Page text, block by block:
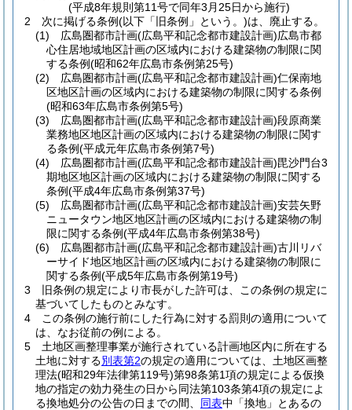
(平成8年規則第11号で同年3月25日から施行)
2
次に掲げる条例(以下「旧条例」という。)は、廃止する。
(1)
広島圏都市計画(広島平和記念都市建設計画)広島市都
心住居地域地区計画の区域内における建築物の制限に関
する条例(昭和62年広島市条例第25号)
(2)
広島圏都市計画(広島平和記念都市建設計画)仁保南地
区地区計画の区域内における建築物の制限に関する条例
(昭和63年広島市条例第5号)
(3)
広島圏都市計画(広島平和記念都市建設計画)段原商業
業務地区地区計画の区域内における建築物の制限に関す
る条例(平成元年広島市条例第7号)
(4)
広島圏都市計画(広島平和記念都市建設計画)毘沙門台3
期地区地区計画の区域内における建築物の制限に関する
条例(平成4年広島市条例第37号)
(5)
広島圏都市計画(広島平和記念都市建設計画)安芸矢野
ニュータウン地区地区計画の区域内における建築物の制
限に関する条例(平成4年広島市条例第38号)
(6)
広島圏都市計画(広島平和記念都市建設計画)古川リバ
ーサイド地区地区計画の区域内における建築物の制限に
関する条例(平成5年広島市条例第19号)
3
旧条例の規定により市長がした許可は、この条例の規定に
基づいてしたものとみなす。
4
この条例の施行前にした行為に対する罰則の適用について
は、なお従前の例による。
5
土地区画整理事業が施行されている計画地区内に所在する
土地に対する別表第2の規定の適用については、土地区画整
理法(昭和29年法律第119号)第98条第1項の規定による仮換
地の指定の効力発生の日から同法第103条第4項の規定によ
る換地処分の公告の日までの間、 同表中「換地」とあるの